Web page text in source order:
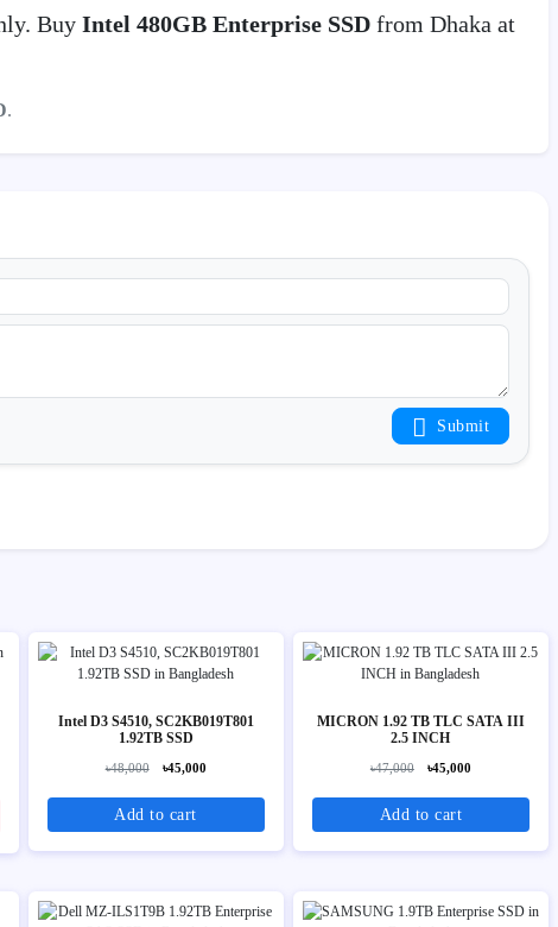
Buy Intel 480GB Enterprise SSD from Dhaka at
.
Submit
Intel D3 S4510, SC2KB019T801
1.92TB SSD
৳48,000 ৳45,000
Add to cart
MICRON 1.92 TB TLC SATA III
2.5 INCH
৳47,000 ৳45,000
Add to cart